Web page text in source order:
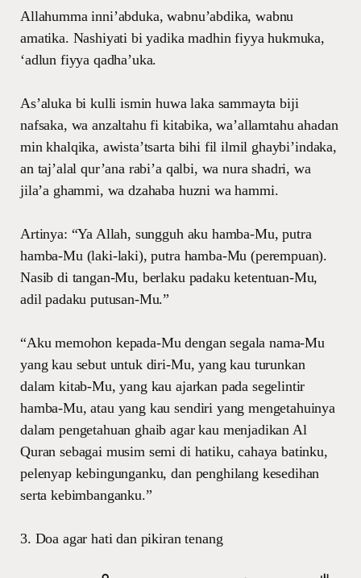
Allahumma inni’abduka, wabnu’abdika, wabnu
amatika. Nashiyati bi yadika madhin fiyya hukmuka,
‘adlun fiyya qadha’uka.
As’aluka bi kulli ismin huwa laka sammayta biji
nafsaka, wa anzaltahu fi kitabika, wa’allamtahu ahadan
min khalqika, awista’tsarta bihi fil ilmil ghaybi’indaka,
an taj’alal qur’ana rabi’a qalbi, wa nura shadri, wa
jila’a ghammi, wa dzahaba huzni wa hammi.
Artinya: “Ya Allah, sungguh aku hamba-Mu, putra
hamba-Mu (laki-laki), putra hamba-Mu (perempuan).
Nasib di tangan-Mu, berlaku padaku ketentuan-Mu,
adil padaku putusan-Mu.”
“Aku memohon kepada-Mu dengan segala nama-Mu
yang kau sebut untuk diri-Mu, yang kau turunkan
dalam kitab-Mu, yang kau ajarkan pada segelintir
hamba-Mu, atau yang kau sendiri yang mengetahuinya
dalam pengetahuan ghaib agar kau menjadikan Al
Quran sebagai musim semi di hatiku, cahaya batinku,
pelenyap kebingunganku, dan penghilang kesedihan
serta kebimbanganku.”
3. Doa agar hati dan pikiran tenang